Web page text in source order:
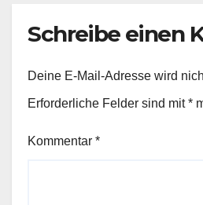
Schreibe einen
Deine E-Mail-Adresse wird
Erforderliche Felder sind mit*
Kommentar *